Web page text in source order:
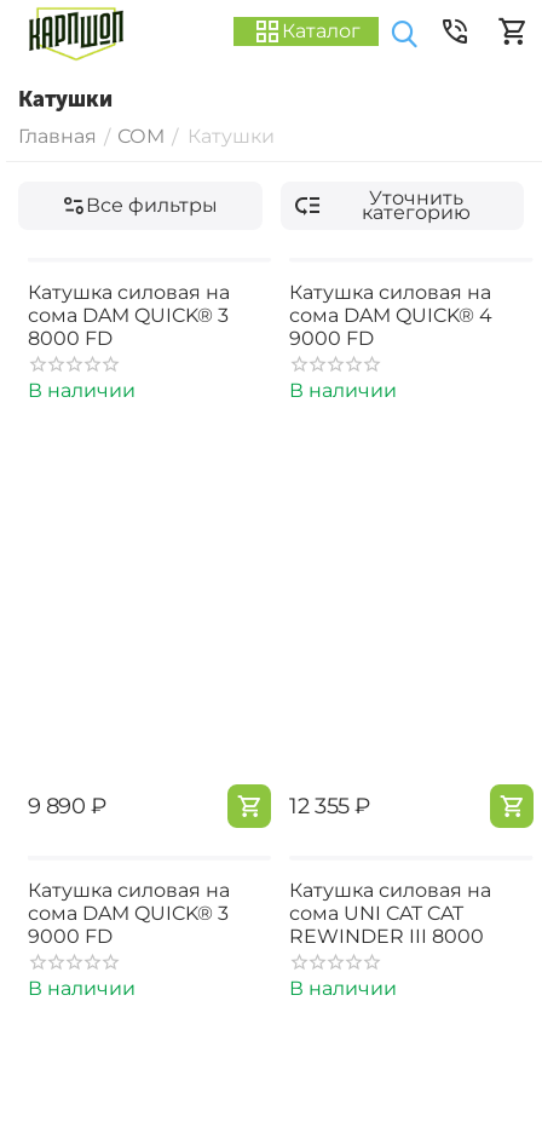
Каталог
Катушки
Главная / СОМ / Катушки
Все фильтры Уточнить
категорию
Катушка силовая на
сома DAM QUICK® 3
8000 FD
В наличии
‍9 890‍ ₽
Катушка силовая на
сома DAM QUICK® 4
9000 FD
В наличии
‍12 355‍₽
Катушка силовая на
сома DAM QUICK® 3
9000 FD
В наличии
Катушка силовая на
сома UNI CAT CAT
REWINDER III 8000
В наличии